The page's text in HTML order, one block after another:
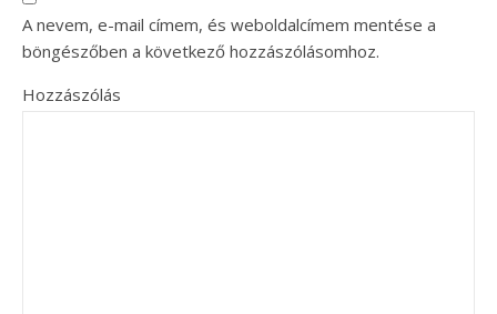
A nevem, e-mail címem, és weboldalcímem mentése a
böngészőben a következő hozzászólásomhoz.
Hozzászólás